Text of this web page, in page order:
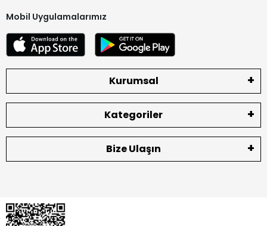
Mobil Uygulamalarımız
Kurumsal
Kategoriler
Bize Ulaşın